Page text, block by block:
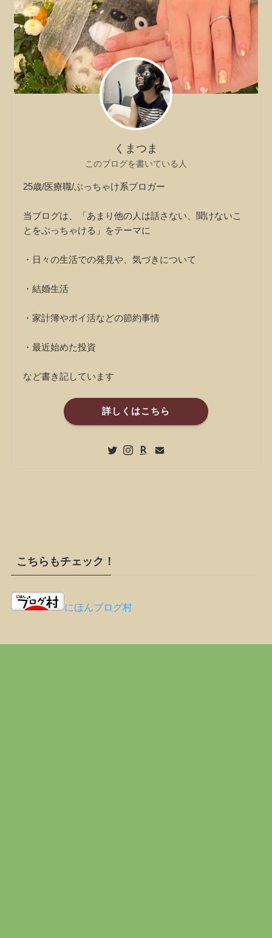
くまつま
このブログを書いている人
25歳/医療職/ぶっちゃけ系ブロガー
当ブログは、「あまり他の人は話さない、聞けないこ
とをぶっちゃける」をテーマに
・日々の生活での発見や、気づきについて
・結婚生活
・家計簿やポイ活などの節約事情
・最近始めた投資
など書き記しています
詳しくはこちら
こちらもチェック！
にほんブログ村